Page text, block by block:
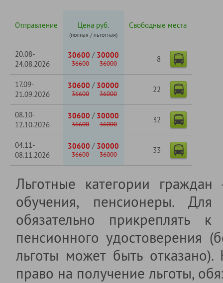
Отправление Цена руб.
(полная / льготная)
Свободные места
20.08-
24.08.2026
30600 / 30000
36600 36000
8
17.09-
21.09.2026
30600 / 30000
36600 36000
22
08.10-
12.10.2026
30600 / 30000
36600 36000
32
04.11-
08.11.2026
30600 / 30000
36600 36000
33
Льготные категории
обучения, пенсионеры. Для
обязательно прикреплять
пенсионного удостоверения
льготы может быть
право на получение льготы,